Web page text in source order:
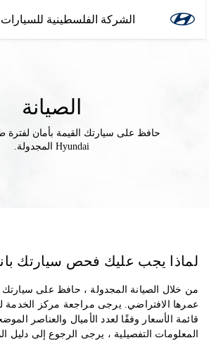
الشركة الفلسطينية للسيارات
الصيانة
حافظ على سيارتك القيمة بأمان لفترة
Hyundai المجدولة.
لماذا يجب عليك فحص سيارتك
من خلال الصيانة المجدولة ، حافظ على
عمرها الافتراضي. يرجى مراجعة مركز الخدمة
قائمة الأسعار وفقًا لعدد الأميال والعناصر
المعلومات التفصيلية ، يرجى الرجوع إلى دليل